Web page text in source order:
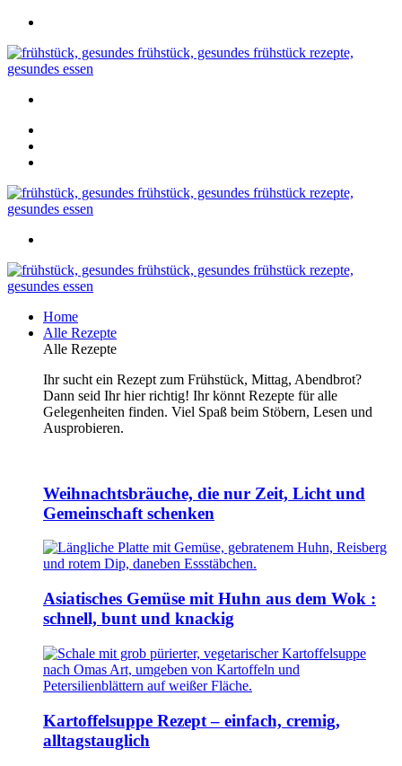
Home
Alle Rezepte
Alle Rezepte
Ihr sucht ein Rezept zum Frühstück, Mittag, Abendbrot?
Dann seid Ihr hier richtig! Ihr könnt Rezepte für alle
Gelegenheiten finden. Viel Spaß beim Stöbern, Lesen und
Ausprobieren.
Weihnachtsbräuche, die nur Zeit, Licht und
Gemeinschaft schenken
Asiatisches Gemüse mit Huhn aus dem Wok :
schnell, bunt und knackig
Kartoffelsuppe Rezept – einfach, cremig,
alltagstauglich